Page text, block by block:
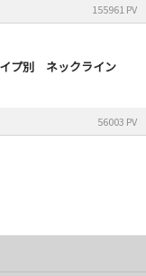
155961 PV
プ別 ネックライン
56003 PV